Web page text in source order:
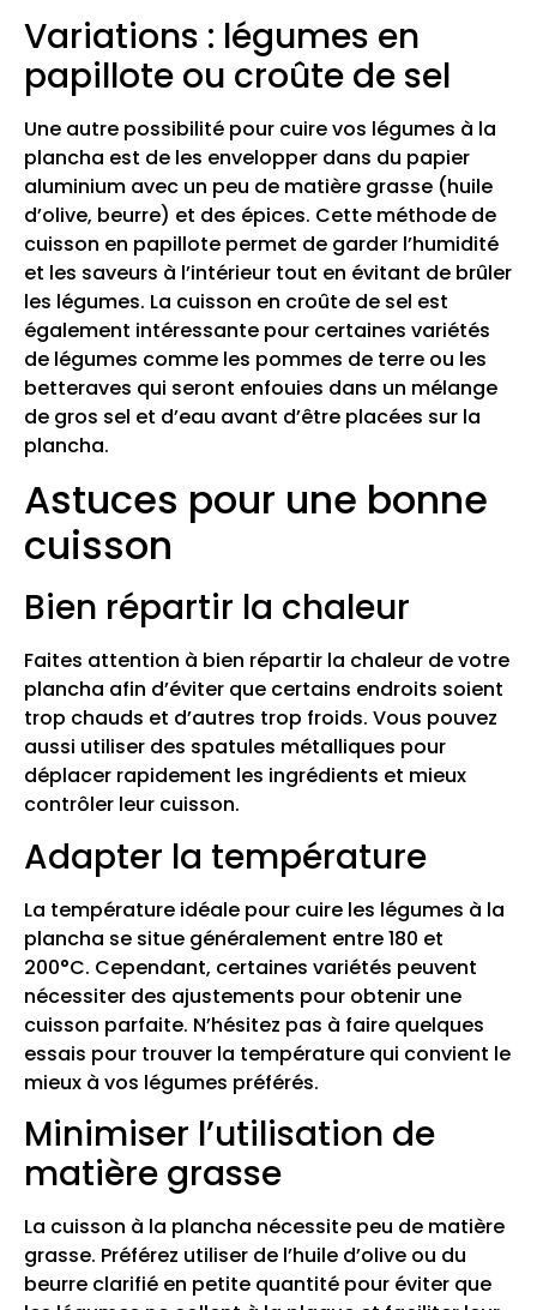
Variations : légumes en
papillote ou croûte de sel
Une autre possibilité pour cuire vos légumes à la
plancha est de les envelopper dans du papier
aluminium avec un peu de matière grasse (huile
d’olive, beurre) et des épices. Cette méthode de
cuisson en papillote permet de garder l’humidité
et les saveurs à l’intérieur tout en évitant de brûler
les légumes. La cuisson en croûte de sel est
également intéressante pour certaines variétés
de légumes comme les pommes de terre ou les
betteraves qui seront enfouies dans un mélange
de gros sel et d’eau avant d’être placées sur la
plancha.
Astuces pour une bonne
cuisson
Bien répartir la chaleur
Faites attention à bien répartir la chaleur de votre
plancha afin d’éviter que certains endroits soient
trop chauds et d’autres trop froids. Vous pouvez
aussi utiliser des spatules métalliques pour
déplacer rapidement les ingrédients et mieux
contrôler leur cuisson.
Adapter la température
La température idéale pour cuire les légumes à la
plancha se situe généralement entre 180 et
200°C. Cependant, certaines variétés peuvent
nécessiter des ajustements pour obtenir une
cuisson parfaite. N’hésitez pas à faire quelques
essais pour trouver la température qui convient le
mieux à vos légumes préférés.
Minimiser l’utilisation de
matière grasse
La cuisson à la plancha nécessite peu de matière
grasse. Préférez utiliser de l’huile d’olive ou du
beurre clarifié en petite quantité pour éviter que